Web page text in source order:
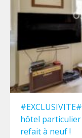
hôtel particulier
refait à neuf !